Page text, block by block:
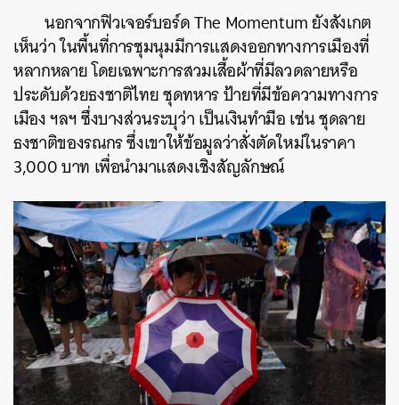
นอกจากฟิวเจอร์บอร์ด The Momentum ยังสังเกต
เห็นว่า ในพื้นที่การชุมนุมมีการแสดงออกทางการเมืองที่
หลากหลาย โดยเฉพาะการสวมเสื้อผ้าที่มีลวดลายหรือ
ประดับด้วยธงชาติไทย ชุดทหาร ป้ายที่มีข้อความทางการ
เมือง ฯลฯ ซึ่งบางส่วนระบุว่า เป็นเงินทำมือ เช่น ชุดลาย
ธงชาติของรณกร ซึ่งเขาให้ข้อมูลว่าสั่งตัดใหม่ในราคา
3,000 บาท เพื่อนำมาแสดงเชิงสัญลักษณ์